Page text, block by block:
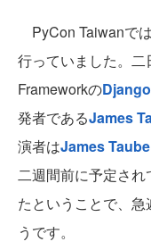
PyCon Taiwanで
行っていました。
FrameworkのDjango
発者であるJames
演者はJames
二週間前に予定さ
たということで、
うです。